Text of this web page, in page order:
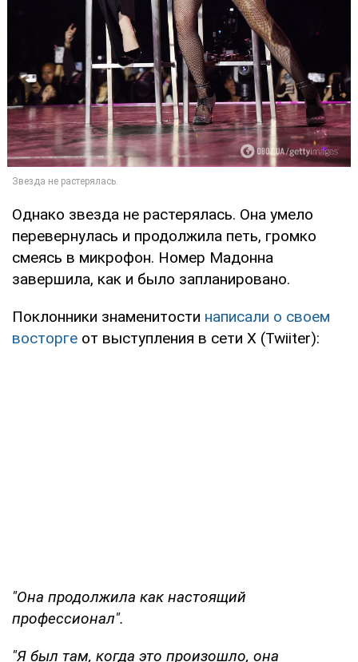
Однако звезда не растерялась. Она умело
перевернулась и продолжила петь, громко
смеясь в микрофон. Номер Мадонна
завершила, как и было запланировано.
Поклонники знаменитости написали о своем
восторге от выступления в сети X (Twiiter):
"Она продолжила как настоящий
профессионал".
"Я был там, когда это произошло, она